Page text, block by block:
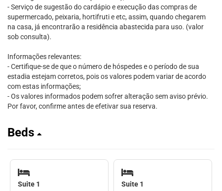
- Serviço de sugestão do cardápio e execução das compras de
supermercado, peixaria, hortifruti e etc, assim, quando chegarem
na casa, já encontrarão a residência abastecida para uso. (valor
sob consulta).
Informações relevantes:
- Certifique-se de que o número de hóspedes e o período de sua
estadia estejam corretos, pois os valores podem variar de acordo
com estas informações;
- Os valores informados podem sofrer alteração sem aviso prévio.
Por favor, confirme antes de efetivar sua reserva.
Beds
Suite 1 Suite 1